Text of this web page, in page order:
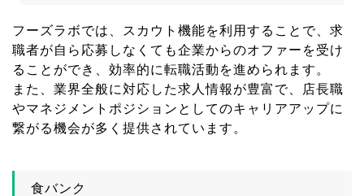
フーズラボでは、スカウト機能を利用することで、求
職者が自ら応募しなくても企業からのオファーを受け
ることができ、効率的に転職活動を進められます。
また、業界全般に対応した求人情報が豊富で、店長職
やマネジメントポジションとしてのキャリアアップに
繋がる機会が多く提供されています。
食バンク